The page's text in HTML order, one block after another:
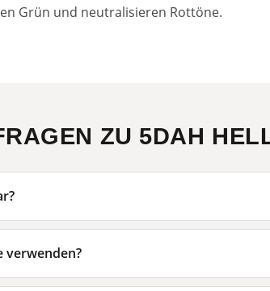
Grün und neutralisieren Rottöne.
ZU 5DAH
verwenden?